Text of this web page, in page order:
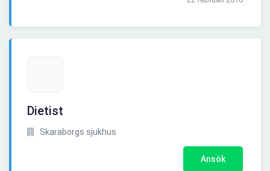
Dietist
Skaraborgs sjukhus
Ansök